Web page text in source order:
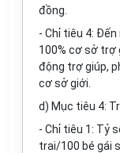
đồng.
- Chỉ tiêu 4:
100% cơ sở trợ
động trợ giúp,
cơ sở giới.
d) Mục tiêu 4:
- Chỉ tiêu 1: Tỷ
trai/100 bé gái